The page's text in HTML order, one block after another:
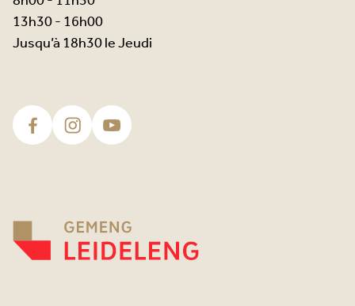
13h30 - 16h00
Jusqu’à 18h30 le Jeudi